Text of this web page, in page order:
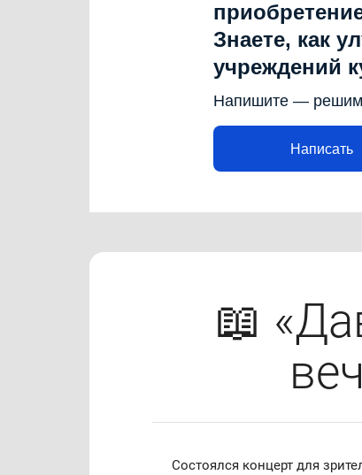
Знаете, как
учреждений
Напишите —
Написать
📖
Состоялся концерт для